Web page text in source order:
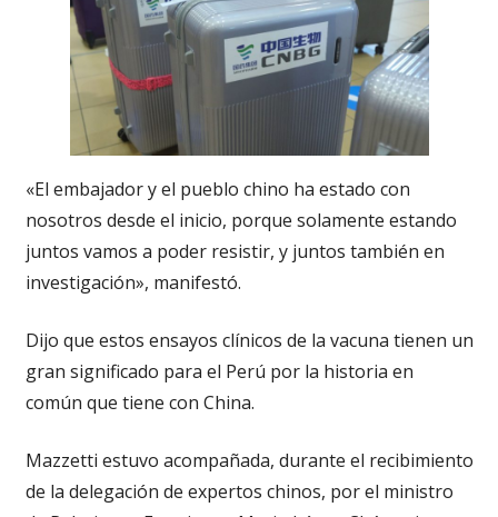
«El embajador y el pueblo chino ha estado con
nosotros desde el inicio, porque solamente estando
juntos vamos a poder resistir, y juntos también en
investigación», manifestó.
Dijo que estos ensayos clínicos de la vacuna tienen un
gran significado para el Perú por la historia en
común que tiene con China.
Mazzetti estuvo acompañada, durante el recibimiento
de la delegación de expertos chinos, por el ministro